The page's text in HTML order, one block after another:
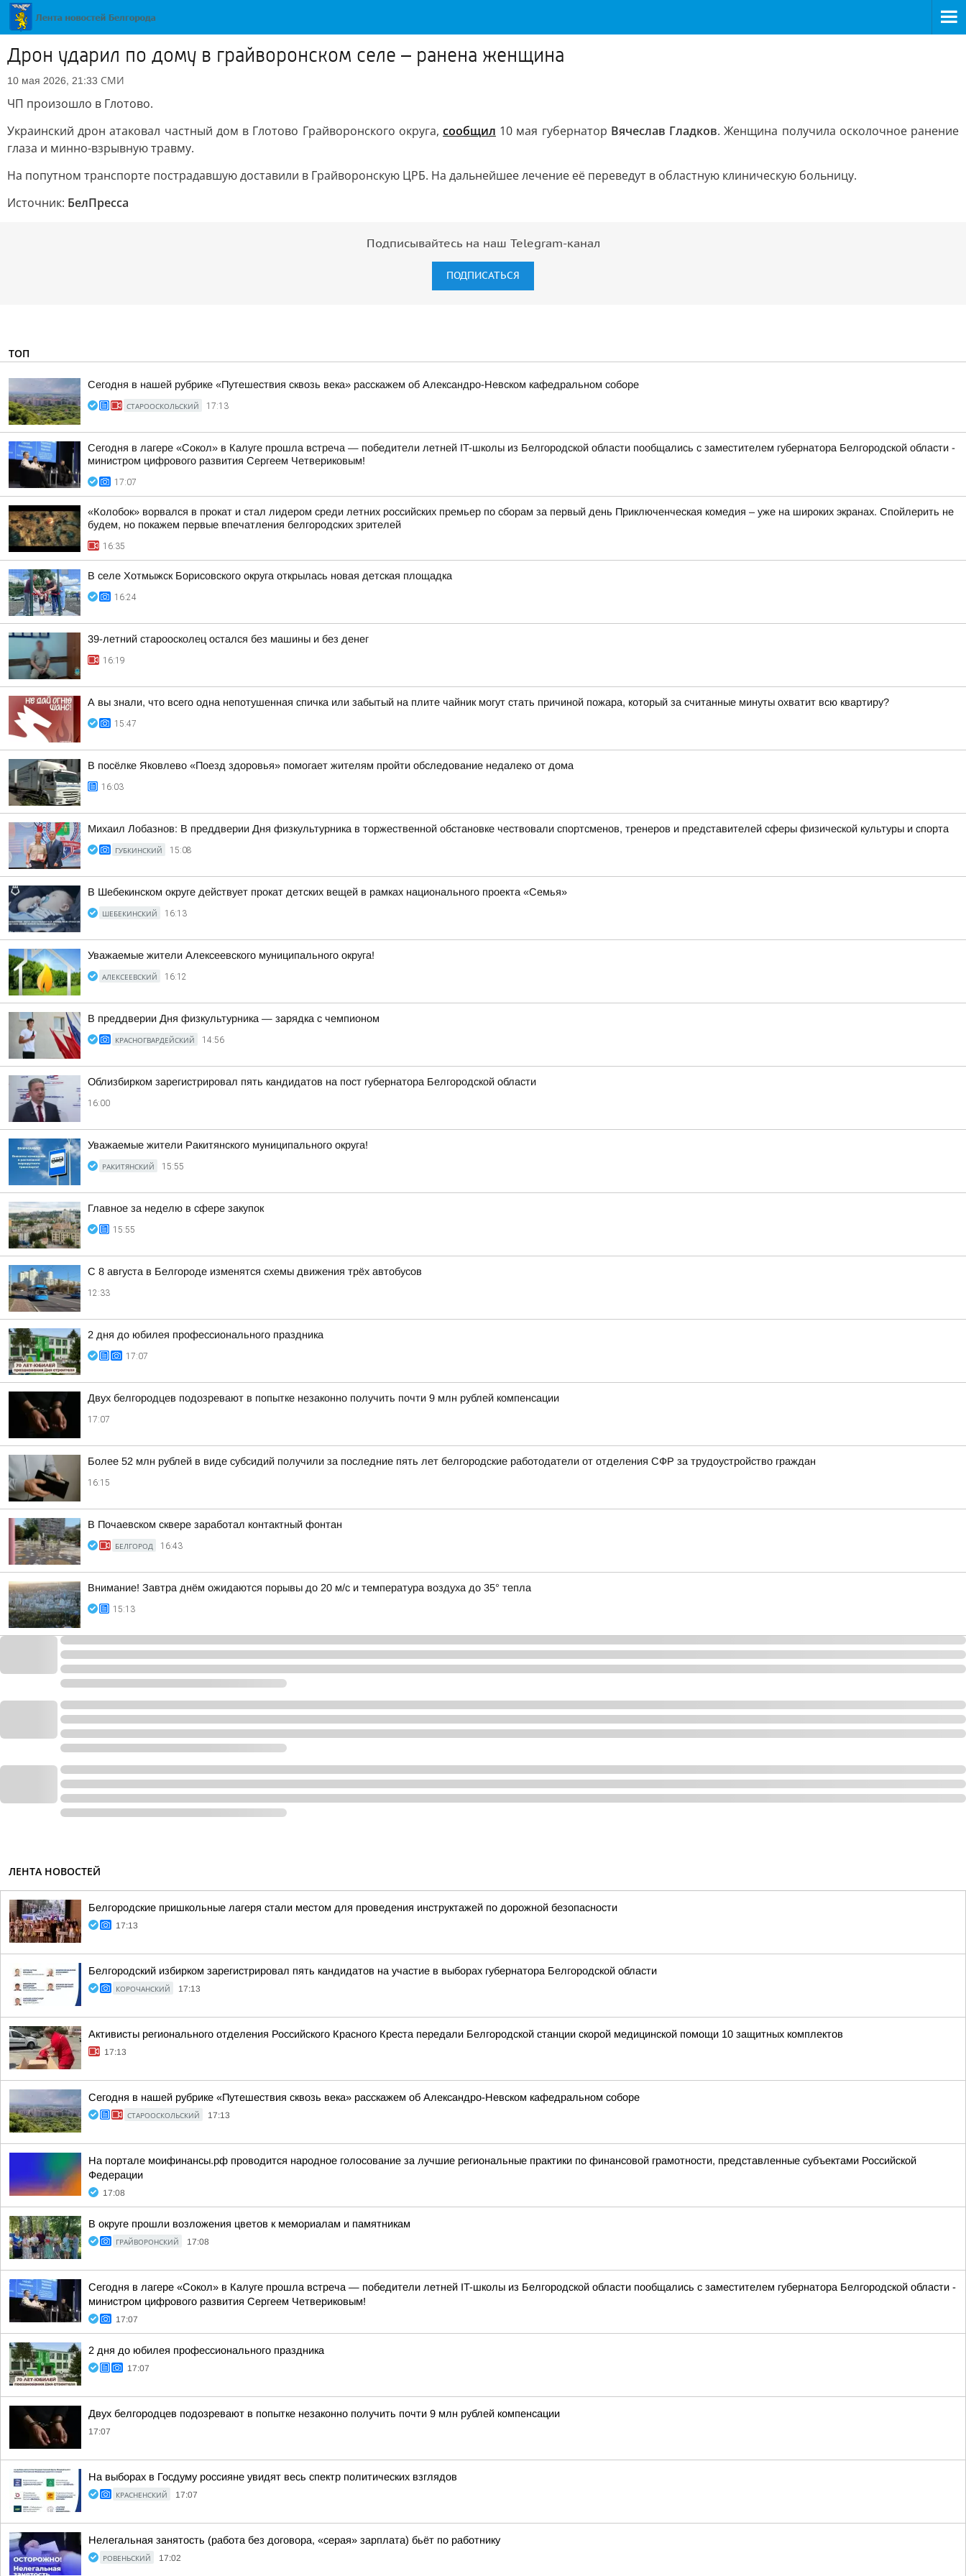
Дрон ударил по дому в грайворонском селе – ранена женщина
10 мая 2026, 21:33 СМИ
ЧП произошло в Глотово.
Украинский дрон атаковал частный дом в Глотово Грайворонского округа, сообщил 10 мая губернатор Вячеслав Гладков. Женщина получила осколочное ранение
глаза и минно-взрывную травму.
На попутном транспорте пострадавшую доставили в Грайворонскую ЦРБ. На дальнейшее лечение её переведут в областную клиническую больницу.
Источник: БелПресса
Подписывайтесь на наш Telegram-канал
ПОДПИСАТЬСЯ
ТОП
Сегодня в нашей рубрике «Путешествия сквозь века» расскажем об Александро-Невском кафедральном соборе
СТАРООСКОЛЬСКИЙ 17:13
Сегодня в лагере «Сокол» в Калуге прошла встреча — победители летней IT-школы из Белгородской области пообщались с заместителем губернатора Белгородской области -
министром цифрового развития Сергеем Четвериковым!
17:07
«Колобок» ворвался в прокат и стал лидером среди летних российских премьер по сборам за первый день Приключенческая комедия – уже на широких экранах. Спойлерить не
будем, но покажем первые впечатления белгородских зрителей
16:35
В селе Хотмыжск Борисовского округа открылась новая детская площадка
16:24
39-летний староосколец остался без машины и без денег
16:19
А вы знали, что всего одна непотушенная спичка или забытый на плите чайник могут стать причиной пожара, который за считанные минуты охватит всю квартиру?
15:47
В посёлке Яковлево «Поезд здоровья» помогает жителям пройти обследование недалеко от дома
16:03
Михаил Лобазнов: В преддверии Дня физкультурника в торжественной обстановке чествовали спортсменов, тренеров и представителей сферы физической культуры и спорта
ГУБКИНСКИЙ 15:08
В Шебекинском округе действует прокат детских вещей в рамках национального проекта «Семья»
ШЕБЕКИНСКИЙ 16:13
Уважаемые жители Алексеевского муниципального округа!
АЛЕКСЕЕВСКИЙ 16:12
В преддверии Дня физкультурника — зарядка с чемпионом
КРАСНОГВАРДЕЙСКИЙ 14:56
Облизбирком зарегистрировал пять кандидатов на пост губернатора Белгородской области
16:00
Уважаемые жители Ракитянского муниципального округа!
РАКИТЯНСКИЙ 15:55
Главное за неделю в сфере закупок
15:55
С 8 августа в Белгороде изменятся схемы движения трёх автобусов
12:33
2 дня до юбилея профессионального праздника
17:07
Двух белгородцев подозревают в попытке незаконно получить почти 9 млн рублей компенсации
17:07
Более 52 млн рублей в виде субсидий получили за последние пять лет белгородские работодатели от отделения СФР за трудоустройство граждан
16:15
В Почаевском сквере заработал контактный фонтан
БЕЛГОРОД 16:43
Внимание! Завтра днём ожидаются порывы до 20 м/с и температура воздуха до 35° тепла
15:13
ЛЕНТА НОВОСТЕЙ
Белгородские пришкольные лагеря стали местом для проведения инструктажей по дорожной безопасности
17:13
Белгородский избирком зарегистрировал пять кандидатов на участие в выборах губернатора Белгородской области
КОРОЧАНСКИЙ 17:13
Активисты регионального отделения Российского Красного Креста передали Белгородской станции скорой медицинской помощи 10 защитных комплектов
17:13
Сегодня в нашей рубрике «Путешествия сквозь века» расскажем об Александро-Невском кафедральном соборе
СТАРООСКОЛЬСКИЙ 17:13
На портале моифинансы.рф проводится народное голосование за лучшие региональные практики по финансовой грамотности, представленные субъектами Российской
Федерации
17:08
В округе прошли возложения цветов к мемориалам и памятникам
ГРАЙВОРОНСКИЙ 17:08
Сегодня в лагере «Сокол» в Калуге прошла встреча — победители летней IT-школы из Белгородской области пообщались с заместителем губернатора Белгородской области -
министром цифрового развития Сергеем Четвериковым!
17:07
2 дня до юбилея профессионального праздника
17:07
Двух белгородцев подозревают в попытке незаконно получить почти 9 млн рублей компенсации
17:07
На выборах в Госдуму россияне увидят весь спектр политических взглядов
КРАСНЕНСКИЙ 17:07
Нелегальная занятость (работа без договора, «серая» зарплата) бьёт по работнику
РОВЕНЬСКИЙ 17:02